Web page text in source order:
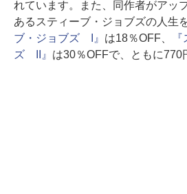
れています。また、同作者がアッ
あるスティーブ・ジョブズの人生
ブ・ジョブズ I』 は18％OFF、
ズ II』 は30％OFFで、ともに770